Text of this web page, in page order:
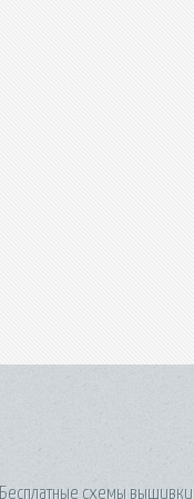
Бесплатные схемы вышивки